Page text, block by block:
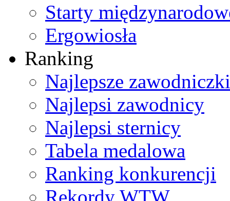
Starty
Ergowiosła
Ranking
Najlepsze zawodniczki
Najlepsi zawodnicy
Najlepsi sternicy
Tabela medalowa
Ranking konkurencji